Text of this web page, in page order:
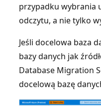
przypadku wybrania
odczytu, a nie tylko
Jeśli docelowa baza
bazy danych jak
Database Migration
docelową bazę